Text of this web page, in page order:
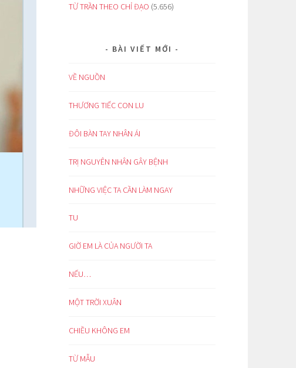
TỪ TRẦN THEO CHỈ ĐẠO (5.656)
BÀI VIẾT MỚI
VỀ NGUỒN
THƯƠNG TIẾC CON LU
ĐÔI BÀN TAY NHÂN ÁI
TRỊ NGUYÊN NHÂN GÂY BỆNH
NHỮNG VIỆC TA CẦN LÀM NGAY
TU
GIỜ EM LÀ CỦA NGƯỜI TA
NẾU…
MỘT TRỜI XUÂN
CHIỀU KHÔNG EM
TỪ MẪU